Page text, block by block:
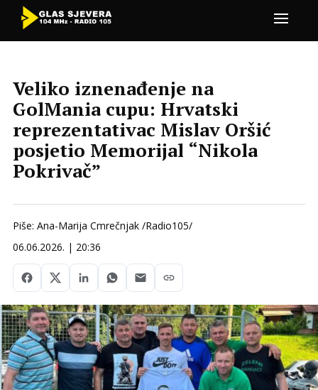
Veliko iznenađenje na
GolMania cupu: Hrvatski
reprezentativac Mislav Oršić
posjetio Memorijal “Nikola
Pokrivač”
Piše: Ana-Marija Cmrečnjak /Radio105/
06.06.2026. | 20:36